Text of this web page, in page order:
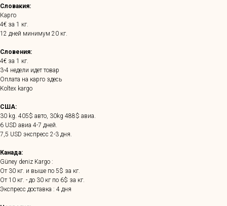
Словакия:
Карго
4€ за 1 кг.
12 дней минимум 20 кг.
Словения:
4€ за 1 кг.
3-4 недели идет товар
Оплата на карго здесь
Koltex kargo
США:
30 kg. 405$ авто, 30kg 488$ авиа.
6 USD авиа 4-7 дней.
7,5 USD экспресс 2-3 дня.
Канада:
Güney deniz Kargo :
От 30 кг. и выше по 5$ за кг.
От 10 кг. - до 30 кг по 6$ за кг.
Экспресс доставка : 4 дня